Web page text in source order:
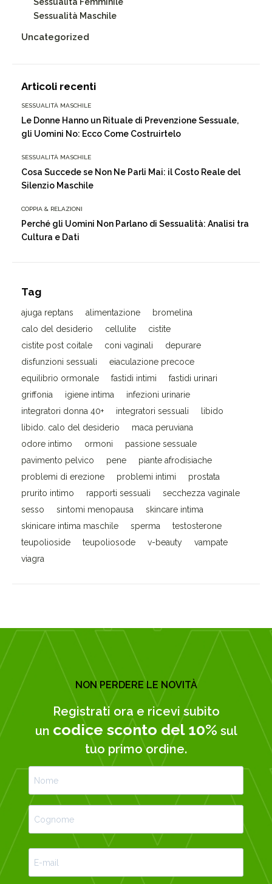
Sessualità Femminile
Sessualità Maschile
Uncategorized
Articoli recenti
SESSUALITÀ MASCHILE
Le Donne Hanno un Rituale di Prevenzione Sessuale,
gli Uomini No: Ecco Come Costruirtelo
SESSUALITÀ MASCHILE
Cosa Succede se Non Ne Parli Mai: il Costo Reale del
Silenzio Maschile
COPPIA & RELAZIONI
Perché gli Uomini Non Parlano di Sessualità: Analisi tra
Cultura e Dati
Tag
ajuga reptans alimentazione
bromelina
calo del desiderio
cellulite
cistite
cistite post coitale
coni vaginali
depurare
disfunzioni sessuali
eiaculazione precoce
equilibrio ormonale
fastidi intimi
fastidi urinari
griffonia
igiene intima
infezioni urinarie
integratori donna 40+
integratori sessuali
libido
libido. calo del desiderio
maca peruviana
odore intimo
ormoni
passione sessuale
pavimento pelvico
pene
piante afrodisiache
problemi di erezione
problemi intimi
prostata
prurito intimo
rapporti sessuali
secchezza vaginale
sesso
sintomi menopausa
skincare intima
skinicare intima maschile
sperma
testosterone
teupolioside
teupoliosode v-beauty
vampate
viagra
NON PERDERE LE NOVITÀ
Registrati ora e ricevi subito
un codice sconto del 10% sul
tuo primo ordine.